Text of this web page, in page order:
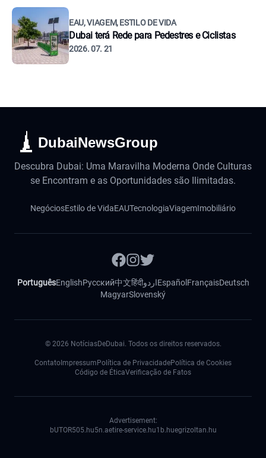
EAU, VIAGEM, ESTILO DE VIDA
Dubai terá Rede para Pedestres e Ciclistas
2026. 07. 21
DubaiNewsGroup
Descubra Dubai: Uma Maravilha Moderna Onde Culturas
se Encontram e as Oportunidades são Ilimitadas.
NegóciosEstilo de VidaEAUTecnologiaViagemImobiliário
PortuguêsEnglishРусский中文हिंदीاردوEspañol FrançaisDeutsch
MagyarSlovenský
© 2026 NotíciasDeDubai. Todos os direitos reservados.
Contato Impressum Política de PrivacidadePolítica de Cookies
Código de ÉticaVerificação de Fatos
Advertisement:
bUTOR505.hu5n.aetire-service.hu1b.huegrizoltan.hu